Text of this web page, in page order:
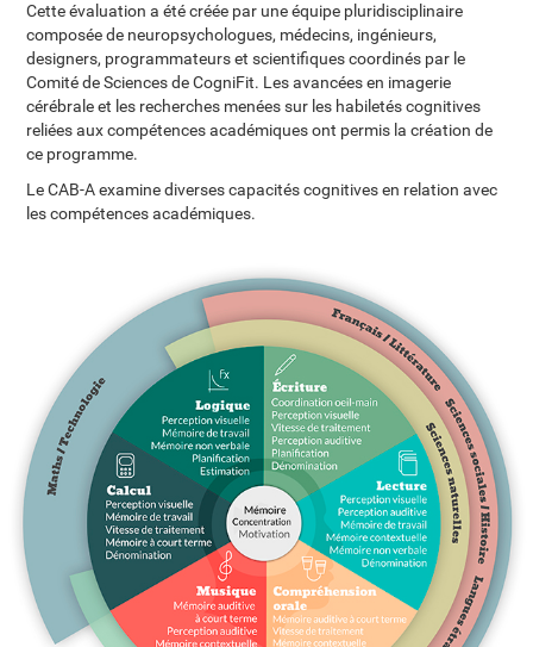
Cette évaluation a été créée par une équipe pluridisciplinaire
composée de neuropsychologues, médecins, ingénieurs,
designers, programmateurs et scientifiques coordinés par le
Comité de Sciences de CogniFit. Les avancées en imagerie
cérébrale et les recherches menées sur les habiletés cognitives
reliées aux compétences académiques ont permis la création de
ce programme.
Le CAB-A examine diverses capacités cognitives en relation avec
les compétences académiques.